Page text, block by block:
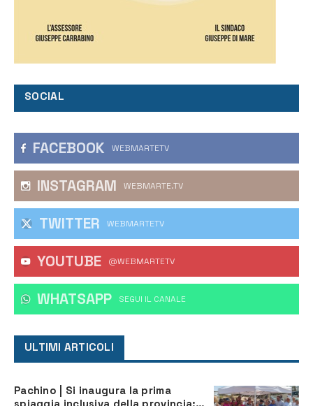
SOCIAL
FACEBOOK WEBMARTETV
INSTAGRAM WEBMARTE.TV
TWITTER WEBMARTETV
YOUTUBE @WEBMARTETV
WHATSAPP ‎SEGUI IL CANALE
ULTIMI ARTICOLI
Pachino | Si inaugura la prima